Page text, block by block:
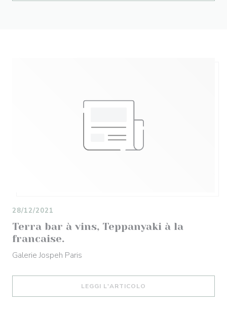
Terra bar à vins, Teppanyaki à la
francaise.
28/12/2021
Galerie Jospeh Paris
LEGGI L'ARTICOLO